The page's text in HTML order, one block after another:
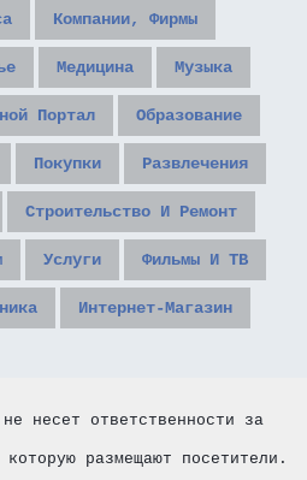
Компании, Фирмы
Медицина Музыка
Портал Образование
Покупки Развлечения
Строительство И Ремонт
Услуги Фильмы И ТВ
Интернет-Магазин
несет ответственности за
размещают посетители.